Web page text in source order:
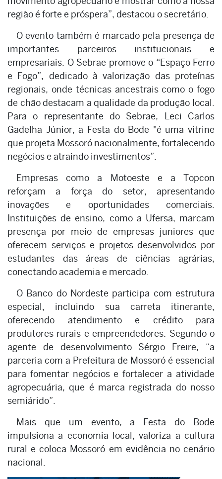
região é forte e próspera”, destacou o secretário.
O evento também é marcado pela presença de
importantes parceiros institucionais e
empresariais. O Sebrae promove o “Espaço Ferro
e Fogo”, dedicado à valorização das proteínas
regionais, onde técnicas ancestrais como o fogo
de chão destacam a qualidade da produção local.
Para o representante do Sebrae, Leci Carlos
Gadelha Júnior, a Festa do Bode "é uma vitrine
que projeta Mossoró nacionalmente, fortalecendo
negócios e atraindo investimentos”.
Empresas como a Motoeste e a Topcon
reforçam a força do setor, apresentando
inovações e oportunidades comerciais.
Instituições de ensino, como a Ufersa, marcam
presença por meio de empresas juniores que
oferecem serviços e projetos desenvolvidos por
estudantes das áreas de ciências agrárias,
conectando academia e mercado.
O Banco do Nordeste participa com estrutura
especial, incluindo sua carreta itinerante,
oferecendo atendimento e crédito para
produtores rurais e empreendedores. Segundo o
agente de desenvolvimento Sérgio Freire, “a
parceria com a Prefeitura de Mossoró é essencial
para fomentar negócios e fortalecer a atividade
agropecuária, que é marca registrada do nosso
semiárido”.
Mais que um evento, a Festa do Bode
impulsiona a economia local, valoriza a cultura
rural e coloca Mossoró em evidência no cenário
nacional.